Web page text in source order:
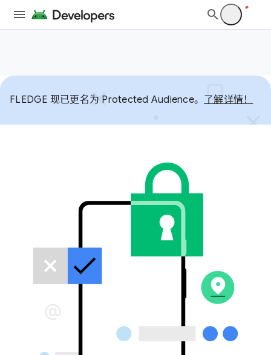
FLEDGE 现已更名为 Protected Audience。 了解详情！